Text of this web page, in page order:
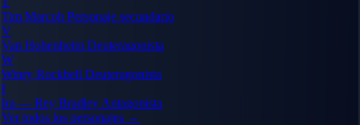
Tim Marcoh Personaje secundario
V
Van Hohenheim Deuteragonista
W
Winry Rockbell Deuteragonista
I
Ira — Rey Bradley Antagonista
Ver todos los personajes →